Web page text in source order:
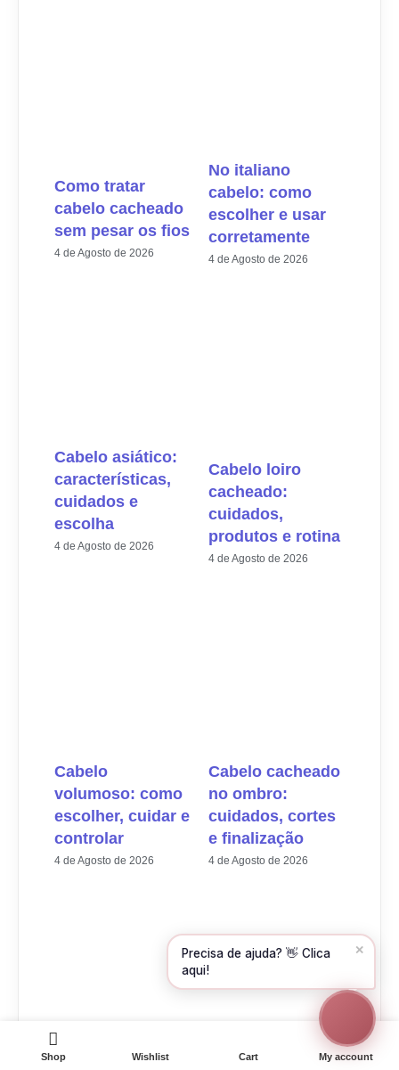
Como tratar
cabelo cacheado
sem pesar os fios
4 de Agosto de 2026
No italiano
cabelo: como
escolher e usar
corretamente
4 de Agosto de 2026
Cabelo asiático:
características,
cuidados e
escolha
4 de Agosto de 2026
Cabelo loiro
cacheado:
cuidados,
produtos e rotina
4 de Agosto de 2026
Cabelo
volumoso: como
escolher, cuidar e
controlar
4 de Agosto de 2026
Cabelo cacheado
no ombro:
cuidados, cortes
e finalização
4 de Agosto de 2026
Precisa de ajuda? 👋 Clica
aqui!
✕
✔ FINALIZAR
Shop Wishlist Cart My account